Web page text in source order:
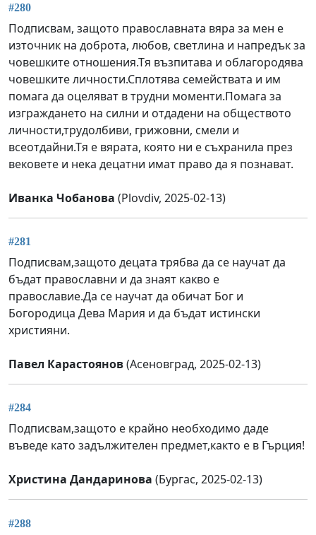
#280
Подписвам, защото православната вяра за мен е
източник на доброта, любов, светлина и напредък за
човешките отношения.Тя възпитава и облагородява
човешките личности.Сплотява семействата и им
помага да оцеляват в трудни моменти.Помага за
изграждането на силни и отдадени на обществото
личности,трудолбиви, грижовни, смели и
всеотдайни.Тя е вярата, която ни е съхранила през
вековете и нека децатни имат право да я познават.
Иванка Чобанова (Plovdiv, 2025-02-13)
#281
Подписвам,защото децата трябва да се научат да
бъдат православни и да знаят какво е
православие.Да се научат да обичат Бог и
Богородица Дева Мария и да бъдат истински
християни.
Павел Карастоянов(Асеновград, 2025-02-13)
#284
Подписвам,защото е крайно необходимо даде
въведе като задължителен предмет,както е в Гърция!
Христина Дандаринова (Бургас, 2025-02-13)
#288